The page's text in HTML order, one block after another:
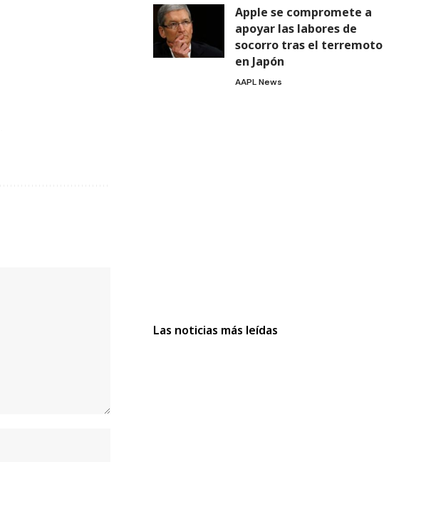
Apple se compromete a
apoyar las labores de
socorro tras el terremoto
en Japón
AAPL News
Las noticias más leídas